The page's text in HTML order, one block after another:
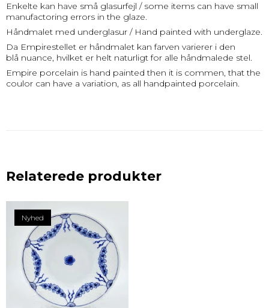
Enkelte kan have små glasurfejl / some items can have small
manufactoring errors in the glaze.
Håndmalet med underglasur / Hand painted with underglaze.
Da Empirestellet er håndmalet kan farven varierer i den
blå nuance, hvilket er helt naturligt for alle håndmalede stel.
Empire porcelain is hand painted then it is commen, that the
coulor can have a variation, as all handpainted porcelain.
Relaterede produkter
Nyhed